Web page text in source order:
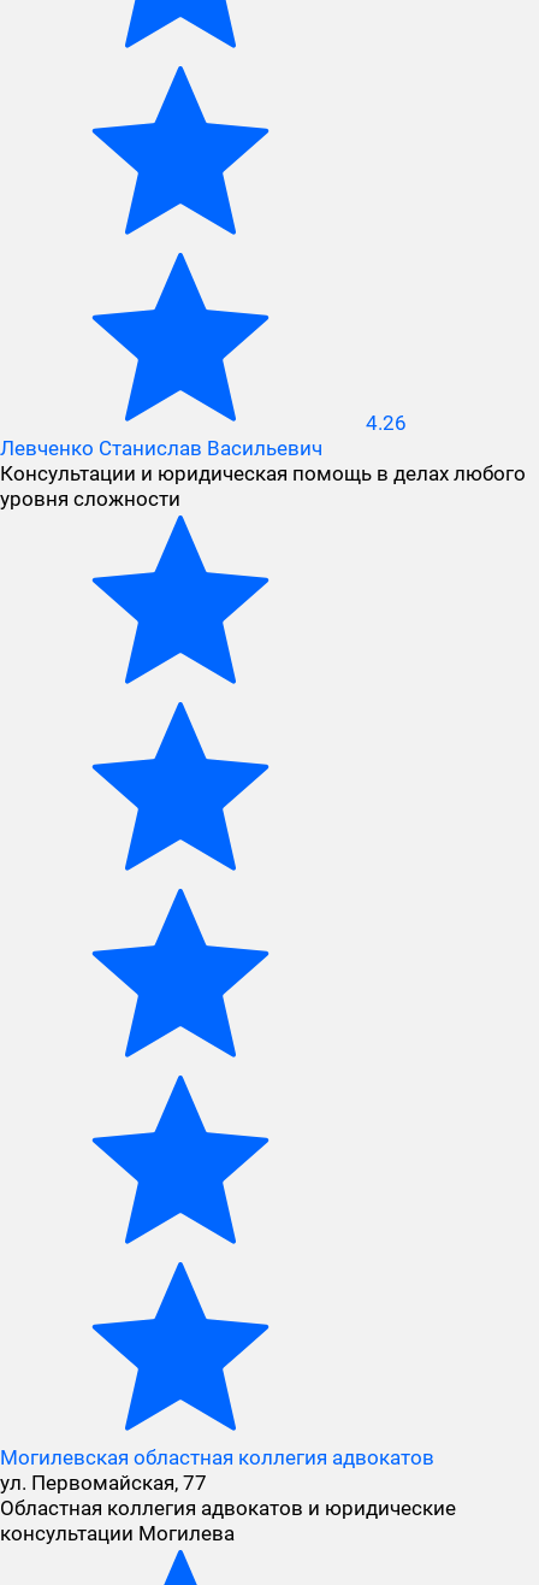
4.26
Левченко Станислав Васильевич
Консультации и юридическая помощь в делах любого
уровня сложности
Могилевская областная коллегия адвокатов
ул. Первомайская, 77
Областная коллегия адвокатов и юридические
консультации Могилева